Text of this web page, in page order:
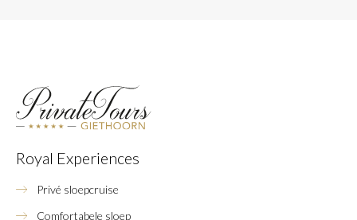
Royal Experiences
Privé sloepcruise
Comfortabele sloep